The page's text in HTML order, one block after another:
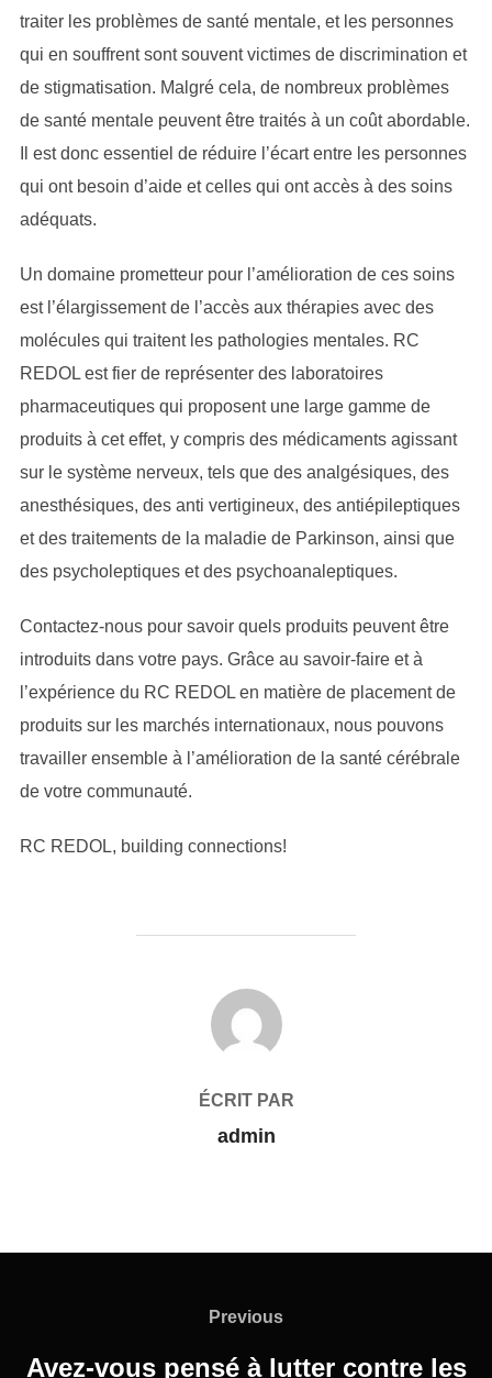
traiter les problèmes de santé mentale, et les personnes
qui en souffrent sont souvent victimes de discrimination et
de stigmatisation. Malgré cela, de nombreux problèmes
de santé mentale peuvent être traités à un coût abordable.
Il est donc essentiel de réduire l’écart entre les personnes
qui ont besoin d’aide et celles qui ont accès à des soins
adéquats.
Un domaine prometteur pour l’amélioration de ces soins
est l’élargissement de l’accès aux thérapies avec des
molécules qui traitent les pathologies mentales. RC
REDOL est fier de représenter des laboratoires
pharmaceutiques qui proposent une large gamme de
produits à cet effet, y compris des médicaments agissant
sur le système nerveux, tels que des analgésiques, des
anesthésiques, des anti vertigineux, des antiépileptiques
et des traitements de la maladie de Parkinson, ainsi que
des psycholeptiques et des psychoanaleptiques.
Contactez-nous pour savoir quels produits peuvent être
introduits dans votre pays. Grâce au savoir-faire et à
l’expérience du RC REDOL en matière de placement de
produits sur les marchés internationaux, nous pouvons
travailler ensemble à l’amélioration de la santé cérébrale
de votre communauté.
RC REDOL, building connections!
AUTEUR DE LA PUBLICATION
ÉCRIT PAR
admin
Previous
Avez-vous pensé à lutter contre les